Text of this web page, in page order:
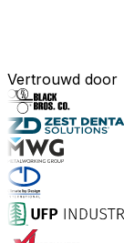
Vertrouwd door